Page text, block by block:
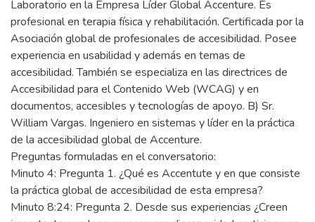
Laboratorio en la Empresa Líder Global Accenture. Es
profesional en terapia física y rehabilitación. Certificada por la
Asociación global de profesionales de accesibilidad. Posee
experiencia en usabilidad y además en temas de
accesibilidad. También se especializa en las directrices de
Accesibilidad para el Contenido Web (WCAG) y en
documentos, accesibles y tecnologías de apoyo. B) Sr.
William Vargas. Ingeniero en sistemas y líder en la práctica
de la accesibilidad global de Accenture.
Preguntas formuladas en el conversatorio:
Minuto 4: Pregunta 1. ¿Qué es Accentute y en que consiste
la práctica global de accesibilidad de esta empresa?
Minuto 8:24: Pregunta 2. Desde sus experiencias ¿Creen